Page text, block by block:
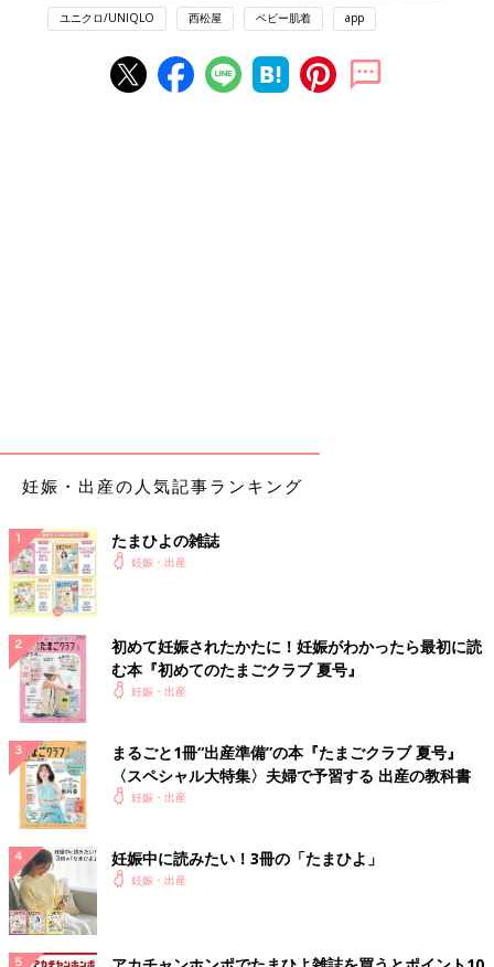
ユニクロ/UNIQLO 西松屋 ベビー肌着 app
妊娠・出産の人気記事ランキング
たまひよの雑誌
妊娠・出産
初めて妊娠されたかたに！妊娠がわかったら最初に読
む本『初めてのたまごクラブ 夏号』
妊娠・出産
まるごと1冊“出産準備”の本『たまごクラブ 夏号』
〈スペシャル大特集〉夫婦で予習する 出産の教科書
妊娠・出産
妊娠中に読みたい！3冊の「たまひよ」
妊娠・出産